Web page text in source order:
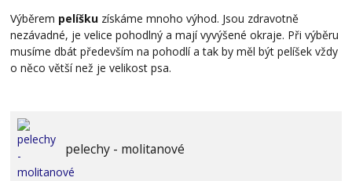
Výběrem pelíšku získáme mnoho výhod. Jsou zdravotně
nezávadné, je velice pohodlný a mají vyvýšené okraje. Při výběru
musíme dbát především na pohodlí a tak by měl být pelíšek vždy
o něco větší než je velikost psa.
pelechy - molitanové